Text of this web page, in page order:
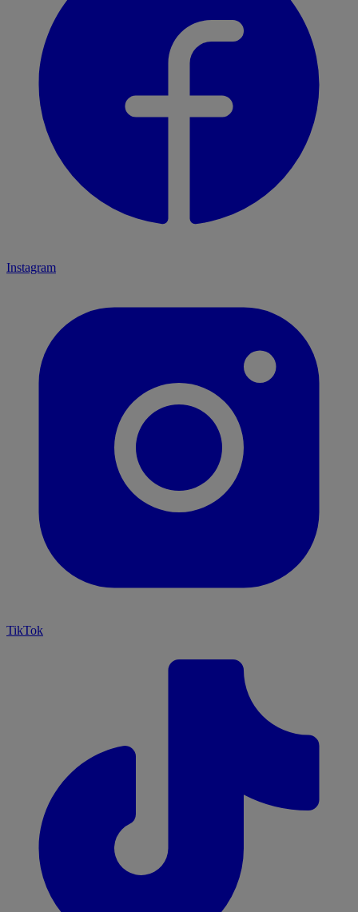
Instagram
TikTok